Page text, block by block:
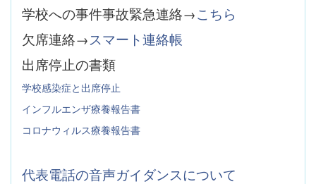
学校への事件事故緊急連絡→こちら
欠席連絡→スマート連絡帳
出席停止の書類
学校感染症と出席停止
インフルエンザ療養報告書
コロナウィルス療養報告書
代表電話の音声ガイダンスについて